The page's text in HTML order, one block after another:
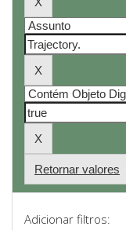
Retornar valores
Adicionar filtros: